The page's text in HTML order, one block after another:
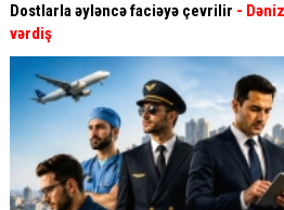
Dostlarla əyləncə faciəyə çevrilir -
vərdiş